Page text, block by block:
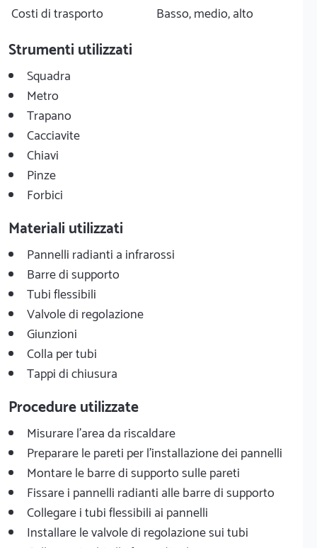
Costi di trasporto
Basso, medio, alto
Strumenti utilizzati
Squadra
Metro
Trapano
Cacciavite
Chiavi
Pinze
Forbici
Materiali utilizzati
Pannelli radianti a infrarossi
Barre di supporto
Tubi flessibili
Valvole di regolazione
Giunzioni
Colla per tubi
Tappi di chiusura
Procedure utilizzate
Misurare l'area da riscaldare
Preparare le pareti per l'installazione dei pannelli
Montare le barre di supporto sulle pareti
Fissare i pannelli radianti alle barre di supporto
Collegare i tubi flessibili ai pannelli
Installare le valvole di regolazione sui tubi